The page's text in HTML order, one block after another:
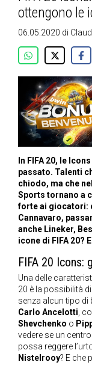
ottengono le
06.05.2020 di
In FIFA 20, le
passato. Talenti
chiodo, ma che
Sports tornano a
forte ai giocatori:
Cannavaro,
anche Lineker,
icone di FIFA 20?
FIFA 20 Icons:
Una delle
20 è la possibilità
senza alcun tipo di
Carlo Ancelotti,
Shevchenko o
vedere se un
possa reggere
Nistelrooy? E che